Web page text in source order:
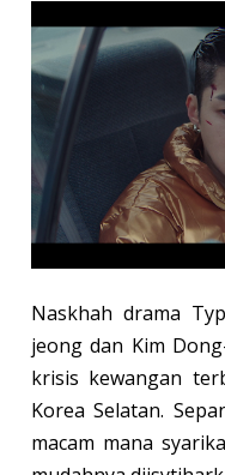
Naskhah drama
jeong dan Kim
krisis kewangan
Korea Selatan.
macam mana